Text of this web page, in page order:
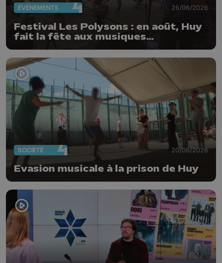
EVÈNEMENTS 26/06/2026
Festival Les Polysons : en août, Huy
fait la fête aux musiques
SOCIÉTÉ 20/06/2026
Evasion musicale à la prison de Huy